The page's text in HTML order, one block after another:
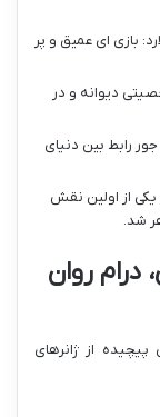
بازی ای عمیق و پر
دیوانه و در
رابط بین دنیای
از اولین نقش
شد.
درام روان
از ژانرهای